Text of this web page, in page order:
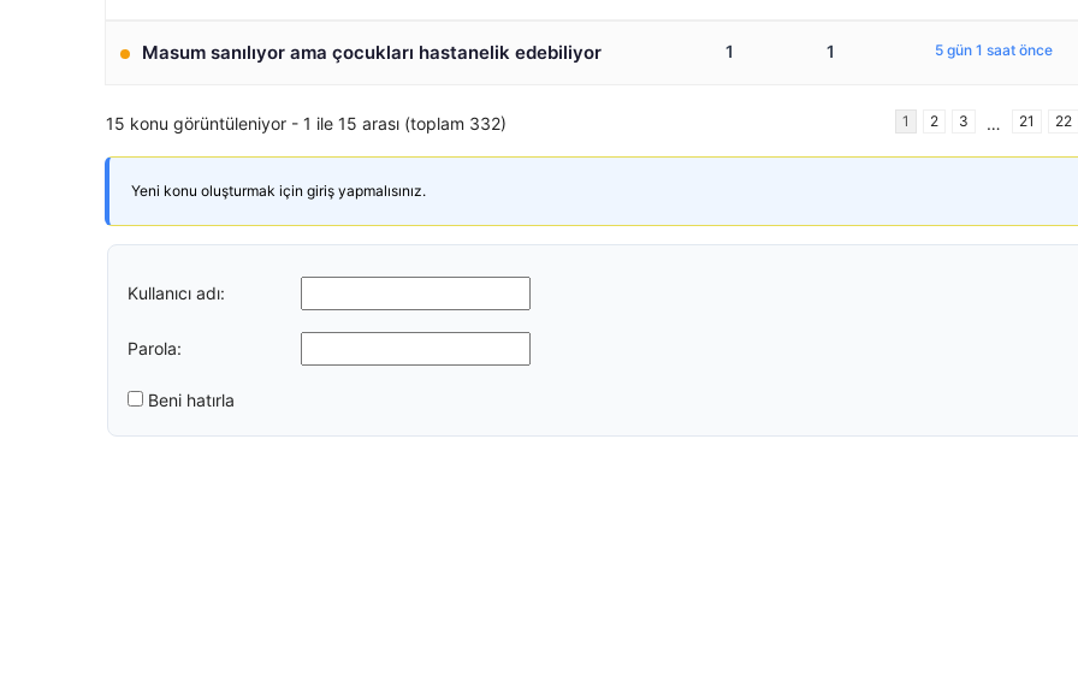
Masum sanılıyor ama çocukları hastanelik edebiliyor 1 1 5 gün 1 saat önce
15 konu görüntüleniyor - 1 ile 15 arası (toplam 332) 1 2 3 … 21 22
Yeni konu oluşturmak için giriş yapmalısınız.
Kullanıcı adı:
Parola:
Beni hatırla